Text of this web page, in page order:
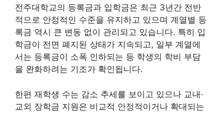
전주대학교의 등록금과 입학금은 최근 3년간 전반
적으로 안정적인 수준을 유지하고 있으며 계열별 등
록금 역시 큰 변동 없이 관리되고 있습니다. 특히 입
학금이 전면 폐지된 상태가 지속되고, 일부 계열에
서는 등록금이 소폭 인하되는 등 학생의 학비 부담
을 완화하려는 기조가 확인됩니다.
한편 재학생 수는 감소 추세를 보이고 있으나 교내·
교외 장학금 지원은 비교적 안정적이거나 확대되는